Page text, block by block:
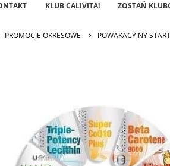
KLUB CALIVITA! ZOSTAŃ
PROMOCJE OKRESOWE POWAKACYJNY